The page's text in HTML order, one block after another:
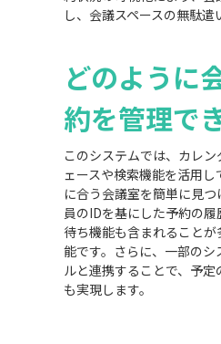
し、会議スペースの無駄遣
どのように
約を管理で
このシステムでは、カレ
ェースや検索機能を活用
に合う会議室を簡単に見
員のIDを基にした予約の
待ち機能も含まれること
能です。さらに、一部の
ルと連携することで、予
も実現します。